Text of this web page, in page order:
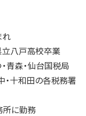
れ
八戸高校卒業
青森・仙台国税局
・十和田の各税務署
に勤務